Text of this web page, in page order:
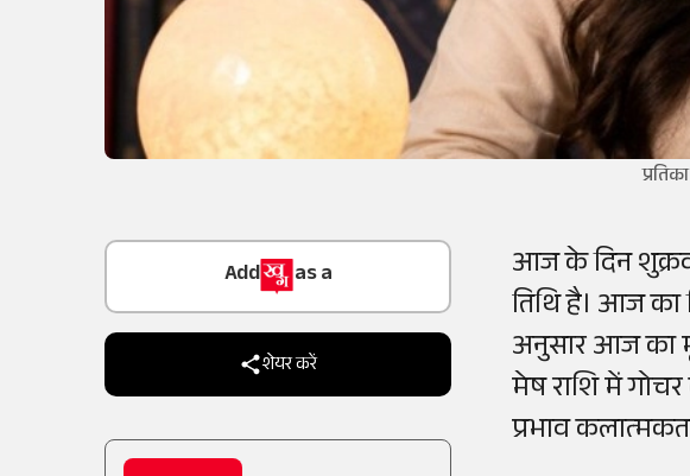
Trusted Source on
शेयर करें
आज के दिन
तिथि है। आज का
अनुसार आज का
मेष राशि में
प्रभाव